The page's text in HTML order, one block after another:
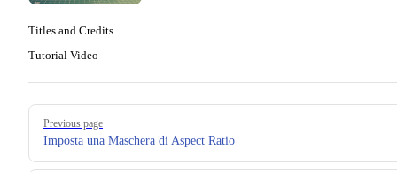
Titles and Credits
Tutorial Video
Pager
Previous page
Imposta una Maschera di Aspect Ratio